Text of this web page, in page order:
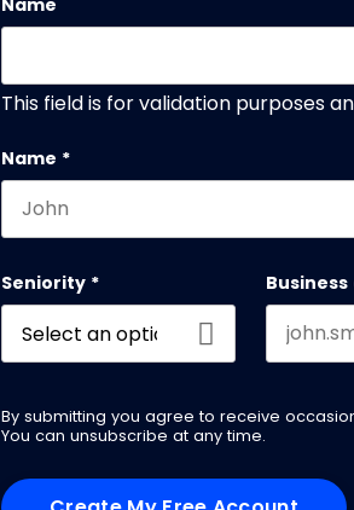
Name
This field is for validation purposes
Name *
Seniority *
By submitting you agree to receive
You can unsubscribe at any time.